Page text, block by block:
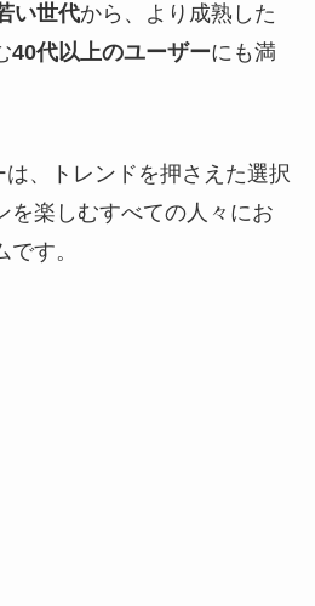
い世代から、より成熟した
40代以上のユーザーにも満
、トレンドを押さえた選択
を楽しむすべての人々にお
す。